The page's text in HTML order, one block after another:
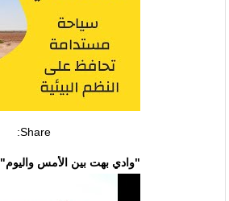
Share:
"وادي بهت بين الأمس واليوم"